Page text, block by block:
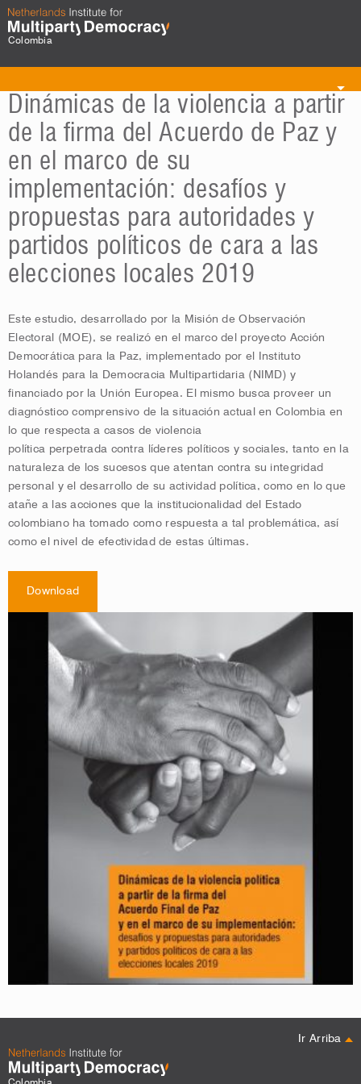
Colombia
Toggle
navigation
Dinámicas de la violencia a partir
de la firma del Acuerdo de Paz y
en el marco de su
implementación: desafíos y
propuestas para autoridades y
partidos políticos de cara a las
elecciones locales 2019
Este estudio, desarrollado por la Misión de Observación
Electoral (MOE), se realizó en el marco del proyecto Acción
Democrática para la Paz, implementado por el Instituto
Holandés para la Democracia Multipartidaria (NIMD) y
financiado por la Unión Europea. El mismo busca proveer un
diagnóstico comprensivo de la situación actual en Colombia en
lo que respecta a casos de violencia
política perpetrada contra líderes políticos y sociales, tanto en la
naturaleza de los sucesos que atentan contra su integridad
personal y el desarrollo de su actividad política, como en lo que
atañe a las acciones que la institucionalidad del Estado
colombiano ha tomado como respuesta a tal problemática, así
como el nivel de efectividad de estas últimas.
Download
Ir Arriba